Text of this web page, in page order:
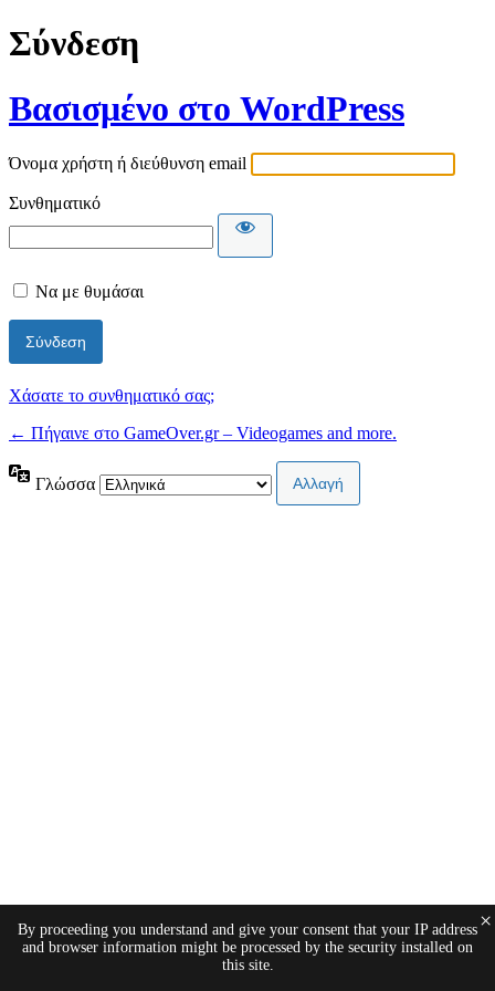
Σύνδεση
Βασισμένο στο WordPress
Όνομα χρήστη ή διεύθυνση email
Συνθηματικό
Να με θυμάσαι
Χάσατε το συνθηματικό σας;
← Πήγαινε στο GameOver.gr – Videogames and more.
Γλώσσα
By proceeding you understand and give your consent that your IP address
and browser information might be processed by the security installed on
this site.
×